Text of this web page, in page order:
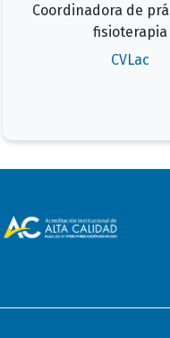
Coordinadora de
fisioterapia
CVLac